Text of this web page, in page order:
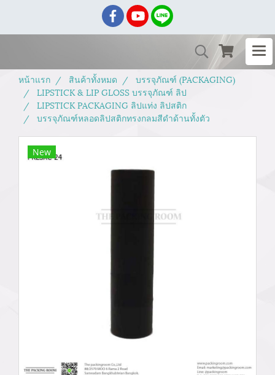
หน้าแรก สินค้าทั้งหมด
บรรจุภัณฑ์ (PACKAGING)
LIPSTICK & LIP GLOSS บรรจุภัณฑ์ ลิป
LIPSTICK PACKAGING ลิปแท่ง ลิปสติก
บรรจุภัณฑ์หลอดลิปสติกทรงกลมสีดำด้านทั้งตัว
New